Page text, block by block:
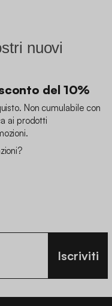
nuovi
del 10%
Non cumulabile con
ai prodotti
Iscriviti